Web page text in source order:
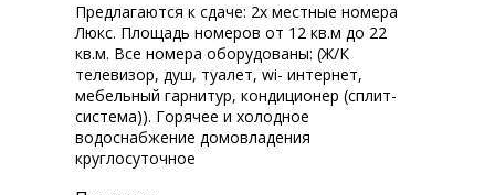
Предлагаются к сдаче: 2х местные номера
Люкс. Площадь номеров от 12 кв.м до 22
кв.м. Все номера оборудованы: (Ж/К
телевизор, душ, туалет, wi-fi интернет,
мебельный гарнитур, кондиционер (сплит-
система)). Горячее и холодное
водоснабжение домовладения
круглосуточное